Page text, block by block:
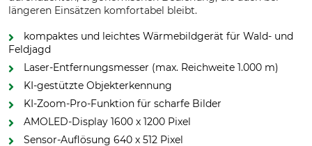
längeren Einsätzen komfortabel bleibt.
kompaktes und leichtes Wärmebildgerät für Wald- und
Feldjagd
Laser-Entfernungsmesser (max. Reichweite 1.000 m)
KI-gestützte Objekterkennung
KI-Zoom-Pro-Funktion für scharfe Bilder
AMOLED-Display 1600 x 1200 Pixel
Sensor-Auflösung 640 x 512 Pixel